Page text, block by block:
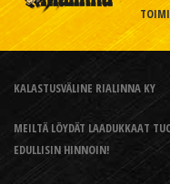
KALASTUSVÄLINE RIALINNA KY
MEILTÄ LÖYDÄT LAADUKKAAT
EDULLISIN HINNOIN!